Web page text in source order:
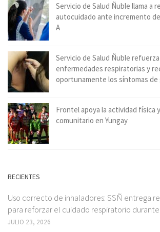
Servicio de Salud Ñuble llama a
autocuidado ante incremento
A
Servicio de Salud Ñuble
enfermedades respiratorias y
oportunamente los síntomas de
Frontel apoya la actividad física
comunitario en Yungay
RECIENTES
Uso correcto de inhaladores: SSÑ entrega
para reforzar el cuidado respiratorio
JULIO 23, 2026